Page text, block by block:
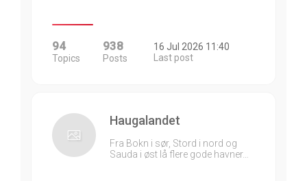
94
Topics
938
Posts
16 Jul 2026 11:40
Last post
Haugalandet
Fra Bokn i sør, Stord i nord og
Sauda i øst lå flere gode havner…